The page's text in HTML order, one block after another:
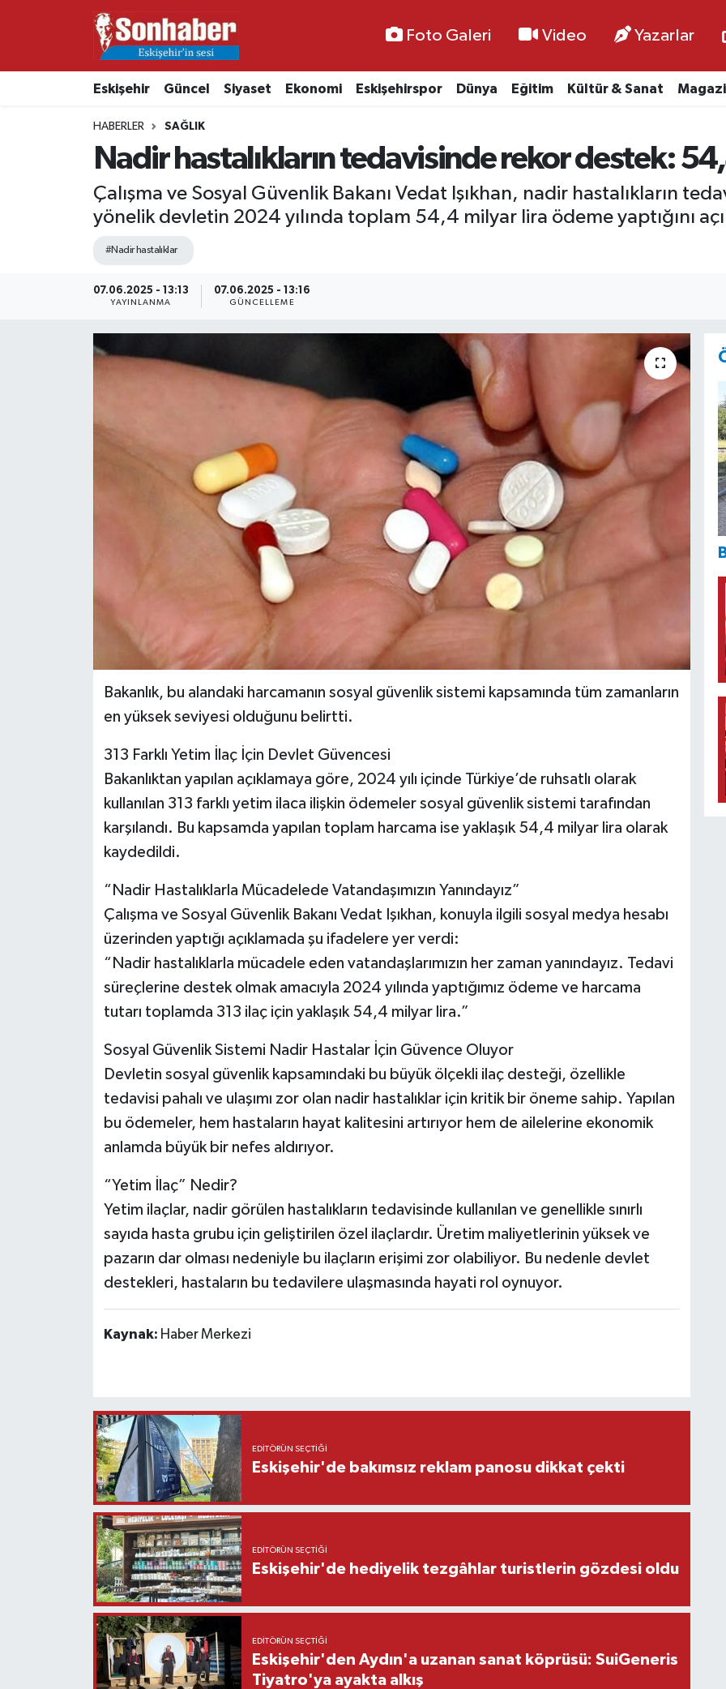
Foto Galeri Video Yazarlar
Eskişehir Güncel Siyaset Ekonomi Eskişehirspor Dünya Eğitim Kültür & Sanat
HABERLER SAĞLIK
Nadir hastalıkların tedavisinde rekor destek:
Çalışma ve Sosyal Güvenlik Bakanı Vedat Işıkhan, nadir hastalıkların
yönelik devletin 2024 yılında toplam 54,4 milyar lira ödeme yaptığını
#Nadir hastalıklar
07.06.2025 - 13:13
YAYINLANMA
07.06.2025 - 13:16
GÜNCELLEME
Bakanlık, bu alandaki harcamanın sosyal güvenlik sistemi kapsamında tüm zamanların
en yüksek seviyesi olduğunu belirtti.
313 Farklı Yetim İlaç İçin Devlet Güvencesi
Bakanlıktan yapılan açıklamaya göre, 2024 yılı içinde Türkiye’de ruhsatlı olarak
kullanılan 313 farklı yetim ilaca ilişkin ödemeler sosyal güvenlik sistemi tarafından
karşılandı. Bu kapsamda yapılan toplam harcama ise yaklaşık 54,4 milyar lira olarak
kaydedildi.
“Nadir Hastalıklarla Mücadelede Vatandaşımızın Yanındayız”
Çalışma ve Sosyal Güvenlik Bakanı Vedat Işıkhan, konuyla ilgili sosyal medya hesabı
üzerinden yaptığı açıklamada şu ifadelere yer verdi:
“Nadir hastalıklarla mücadele eden vatandaşlarımızın her zaman yanındayız. Tedavi
süreçlerine destek olmak amacıyla 2024 yılında yaptığımız ödeme ve harcama
tutarı toplamda 313 ilaç için yaklaşık 54,4 milyar lira.”
Sosyal Güvenlik Sistemi Nadir Hastalar İçin Güvence Oluyor
Devletin sosyal güvenlik kapsamındaki bu büyük ölçekli ilaç desteği, özellikle
tedavisi pahalı ve ulaşımı zor olan nadir hastalıklar için kritik bir öneme sahip. Yapılan
bu ödemeler, hem hastaların hayat kalitesini artırıyor hem de ailelerine ekonomik
anlamda büyük bir nefes aldırıyor.
“Yetim İlaç” Nedir?
Yetim ilaçlar, nadir görülen hastalıkların tedavisinde kullanılan ve genellikle sınırlı
sayıda hasta grubu için geliştirilen özel ilaçlardır. Üretim maliyetlerinin yüksek ve
pazarın dar olması nedeniyle bu ilaçların erişimi zor olabiliyor. Bu nedenle devlet
destekleri, hastaların bu tedavilere ulaşmasında hayati rol oynuyor.
Kaynak: Haber Merkezi
EDITÖRÜN SEÇTIĞI
Eskişehir'de bakımsız reklam panosu dikkat çekti
EDITÖRÜN SEÇTIĞI
Eskişehir'de hediyelik tezgâhlar turistlerin gözdesi oldu
EDITÖRÜN SEÇTIĞI
Eskişehir'den Aydın'a uzanan sanat köprüsü: SuiGeneris
Tiyatro'ya ayakta alkış
Ekonomi
Kültür & Sanat
Resmi İlanlar
Nöbetçi Eczaneler
Namaz Vakitleri
Trafik Durumu
Süper Lig Puan Durumu ve Fikstür
Son Dakika Haberleri
Haber Arşivi